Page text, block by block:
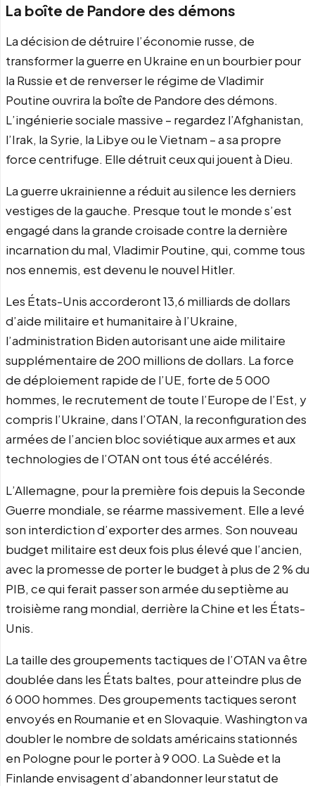
La boîte de Pandore des démons
La décision de détruire l’économie russe, de
transformer la guerre en Ukraine en un bourbier pour
la Russie et de renverser le régime de Vladimir
Poutine ouvrira la boîte de Pandore des démons.
L’ingénierie sociale massive – regardez l’Afghanistan,
l’Irak, la Syrie, la Libye ou le Vietnam – a sa propre
force centrifuge. Elle détruit ceux qui jouent à Dieu.
La guerre ukrainienne a réduit au silence les derniers
vestiges de la gauche. Presque tout le monde s’est
engagé dans la grande croisade contre la dernière
incarnation du mal, Vladimir Poutine, qui, comme tous
nos ennemis, est devenu le nouvel Hitler.
Les États-Unis accorderont 13,6 milliards de dollars
d’aide militaire et humanitaire à l’Ukraine,
l’administration Biden autorisant une aide militaire
supplémentaire de 200 millions de dollars. La force
de déploiement rapide de l’UE, forte de 5 000
hommes, le recrutement de toute l’Europe de l’Est, y
compris l’Ukraine, dans l’OTAN, la reconfiguration des
armées de l’ancien bloc soviétique aux armes et aux
technologies de l’OTAN ont tous été accélérés.
L’Allemagne, pour la première fois depuis la Seconde
Guerre mondiale, se réarme massivement. Elle a levé
son interdiction d’exporter des armes. Son nouveau
budget militaire est deux fois plus élevé que l’ancien,
avec la promesse de porter le budget à plus de 2 % du
PIB, ce qui ferait passer son armée du septième au
troisième rang mondial, derrière la Chine et les États-
Unis.
La taille des groupements tactiques de l’OTAN va être
doublée dans les États baltes, pour atteindre plus de
6 000 hommes. Des groupements tactiques seront
envoyés en Roumanie et en Slovaquie. Washington va
doubler le nombre de soldats américains stationnés
en Pologne pour le porter à 9 000. La Suède et la
Finlande envisagent d’abandonner leur statut de